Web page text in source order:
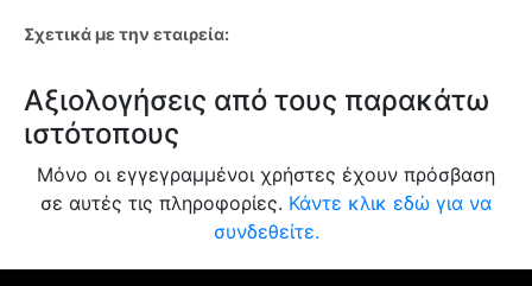
Σχετικά με την εταιρεία:
Αξιολογήσεις από τους παρακάτω
ιστότοπους
Μόνο οι εγγεγραμμένοι χρήστες έχουν πρόσβαση
σε αυτές τις πληροφορίες. Κάντε κλικ εδώ για να
συνδεθείτε.